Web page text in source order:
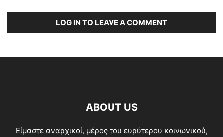
LOG IN TO LEAVE A COMMENT
ABOUT US
Είμαστε αναρχικοί, μέρος του ευρύτερου κοινωνικού,